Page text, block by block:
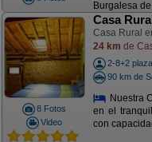
Burgalesa
8 Fotos
Video
Casa
Casa Rural
24 km de
2-8+2
90 km de
Nuestra
en el
con